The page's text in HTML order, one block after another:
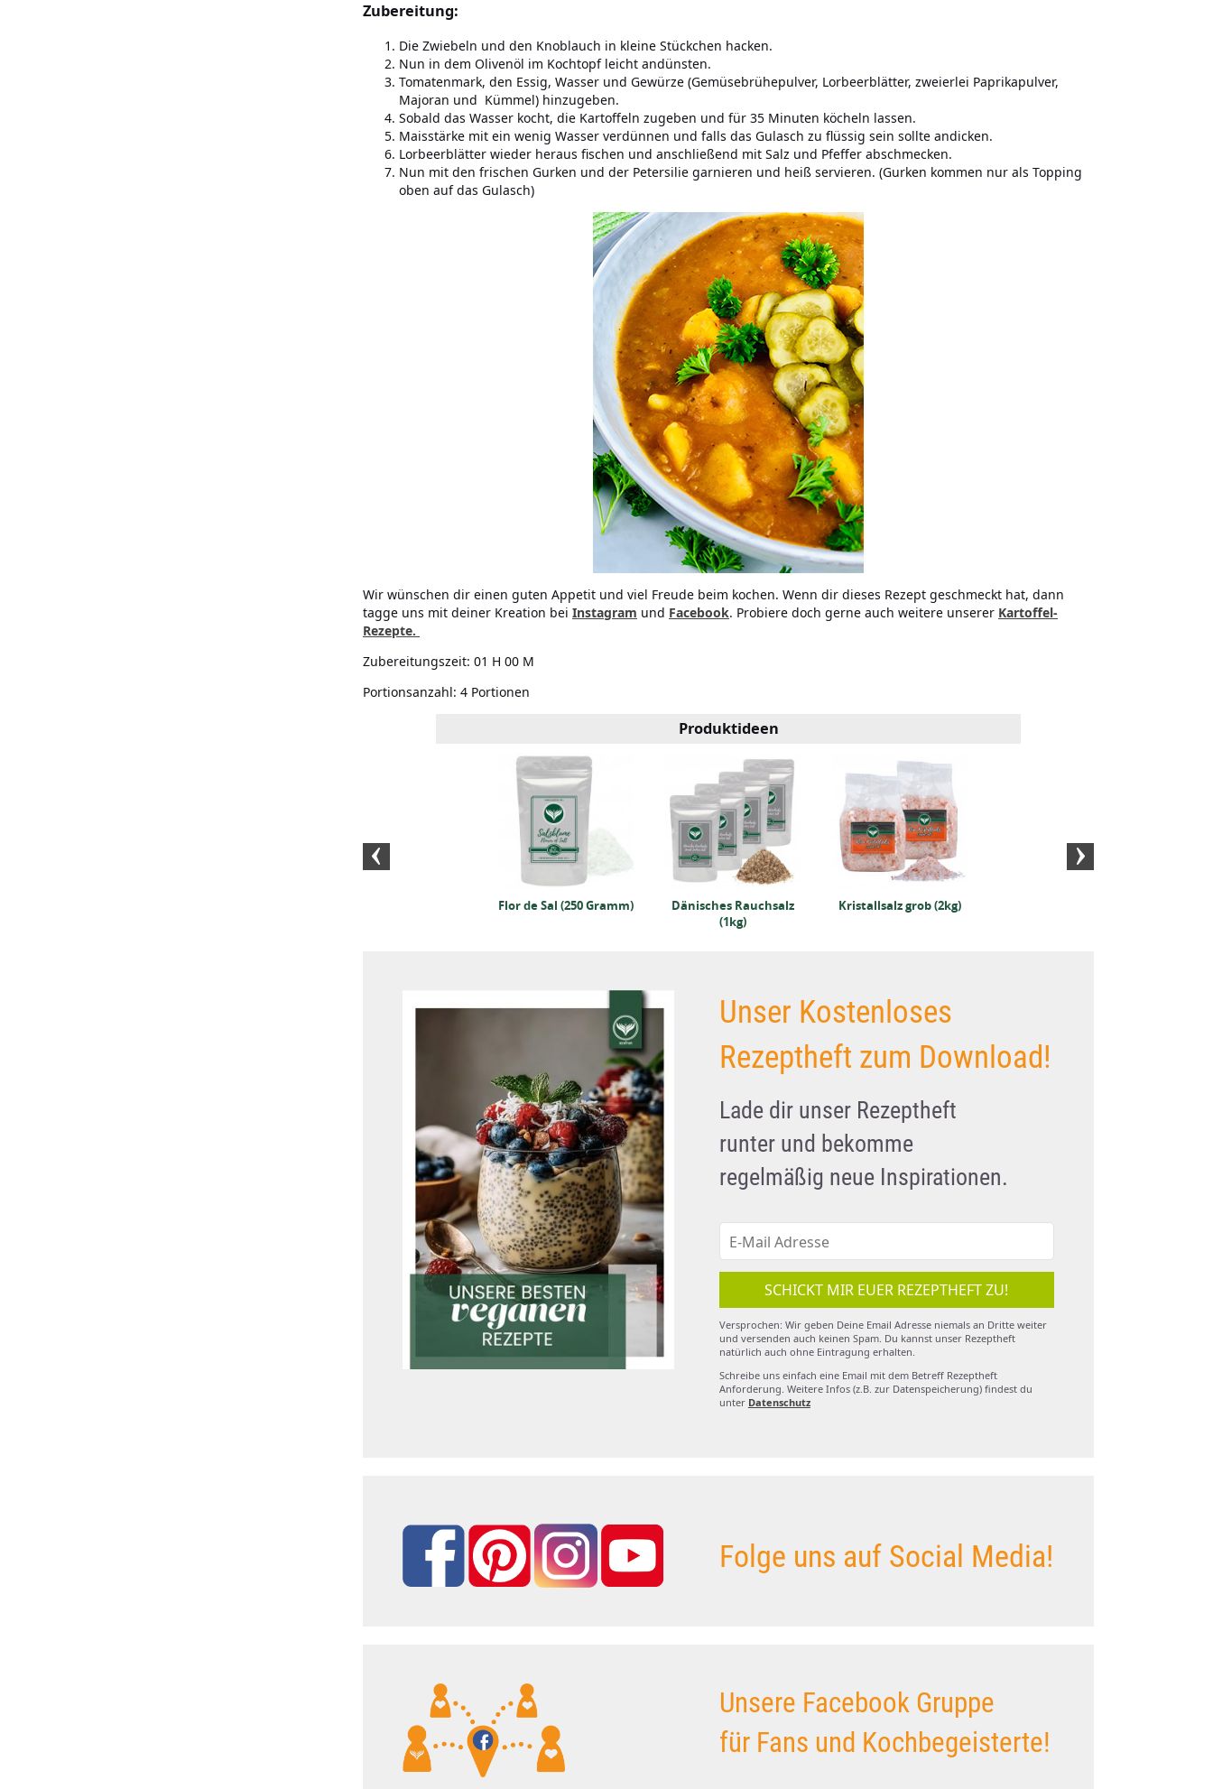
Zubereitung:
Die Zwiebeln und den Knoblauch in kleine Stückchen hacken.
Nun in dem Olivenöl im Kochtopf leicht andünsten.
Tomatenmark, den Essig, Wasser und Gewürze (Gemüsebrühepulver, Lorbeerblätter, zweierlei Paprikapulver,
Majoran und Kümmel) hinzugeben.
Sobald das Wasser kocht, die Kartoffeln zugeben und für 35 Minuten köcheln lassen.
Maisstärke mit ein wenig Wasser verdünnen und falls das Gulasch zu flüssig sein sollte andicken.
Lorbeerblätter wieder heraus fischen und anschließend mit Salz und Pfeffer abschmecken.
Nun mit den frischen Gurken und der Petersilie garnieren und heiß servieren. (Gurken kommen nur als Topping
oben auf das Gulasch)
Wir wünschen dir einen guten Appetit und viel Freude beim kochen. Wenn dir dieses Rezept geschmeckt hat, dann
tagge uns mit deiner Kreation bei Instagram und Facebook. Probiere doch gerne auch weitere unserer Kartoffel-
Rezepte.
Zubereitungszeit: 01 H 00 M
Portionsanzahl: 4 Portionen
Produktideen
Flor de Sal (250 Gramm)
Dänisches Rauchsalz
(1kg)
Kristallsalz grob (2kg)
Unser Kostenloses
Rezeptheft zum Download!
Lade dir unser Rezeptheft
runter und bekomme
regelmäßig neue Inspirationen.
SCHICKT MIR EUER REZEPTHEFT ZU!
Versprochen: Wir geben Deine Email Adresse niemals an Dritte weiter
und versenden auch keinen Spam. Du kannst unser Rezeptheft
natürlich auch ohne Eintragung erhalten.
Schreibe uns einfach eine Email mit dem Betreff Rezeptheft
Anforderung. Weitere Infos (z.B. zur Datenspeicherung) findest du
unter Datenschutz
Folge uns auf Social Media!
Unsere Facebook Gruppe
für Fans und Kochbegeisterte!